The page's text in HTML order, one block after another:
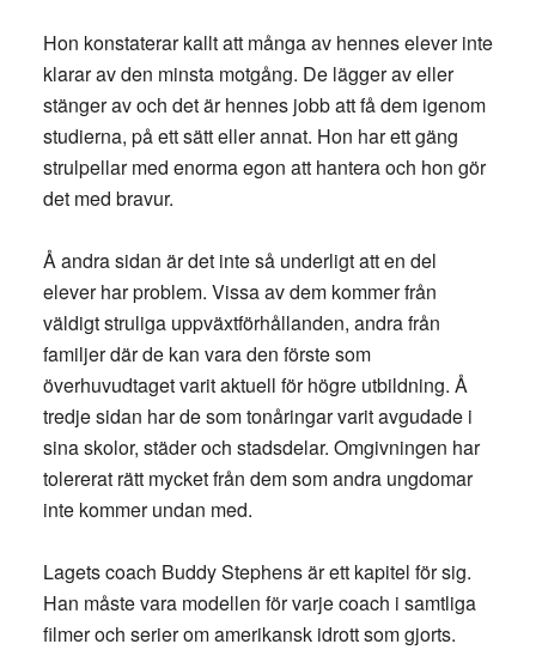
Hon konstaterar kallt att många av hennes elever inte
klarar av den minsta motgång. De lägger av eller
stänger av och det är hennes jobb att få dem igenom
studierna, på ett sätt eller annat. Hon har ett gäng
strulpellar med enorma egon att hantera och hon gör
det med bravur.
Å andra sidan är det inte så underligt att en del
elever har problem. Vissa av dem kommer från
väldigt struliga uppväxtförhållanden, andra från
familjer där de kan vara den förste som
överhuvudtaget varit aktuell för högre utbildning. Å
tredje sidan har de som tonåringar varit avgudade i
sina skolor, städer och stadsdelar. Omgivningen har
tolererat rätt mycket från dem som andra ungdomar
inte kommer undan med.
Lagets coach Buddy Stephens är ett kapitel för sig.
Han måste vara modellen för varje coach i samtliga
filmer och serier om amerikansk idrott som gjorts.